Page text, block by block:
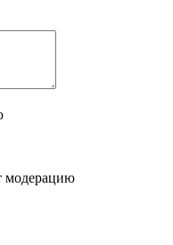
модерацию